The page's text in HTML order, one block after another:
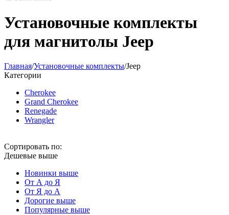
Установочные комплекты
для магнитолы Jeep
Главная/Установочные комплекты/Jeep
Категории
Cherokee
Grand Cherokee
Renegade
Wrangler
Сортировать по:
Дешевые выше
Новинки выше
От А до Я
От Я до А
Дорогие выше
Популярные выше